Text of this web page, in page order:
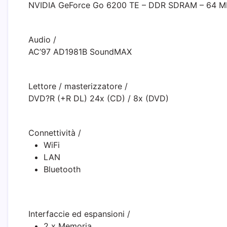
NVIDIA GeForce Go 6200 TE – DDR SDRAM – 64
Audio /
AC’97 AD1981B SoundMAX
Lettore / masterizzatore /
DVD?R (+R DL) 24x (CD) / 8x (DVD)
Connettività /
WiFi
LAN
Bluetooth
Interfaccie ed espansioni /